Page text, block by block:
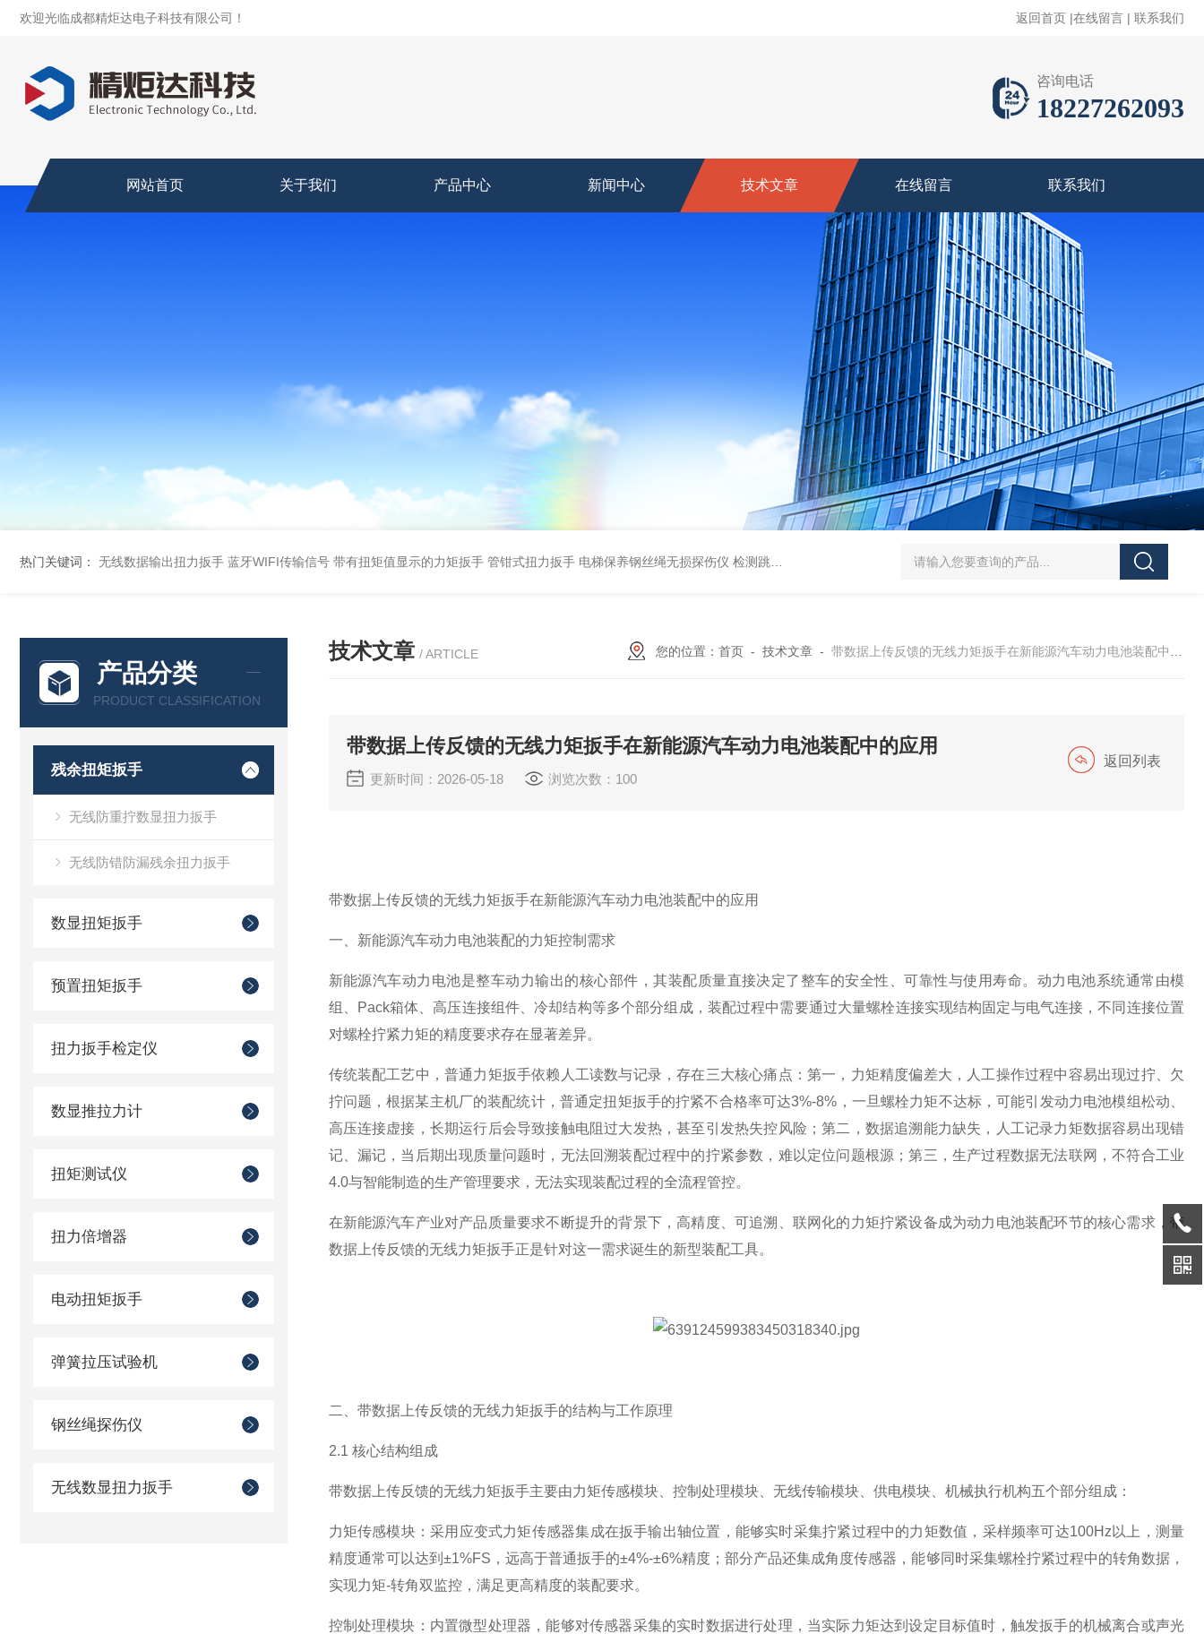
欢迎光临成都精炬达电子科技有限公司！ 返回首页 |在线留言 | 联系我们
咨询电话
18227262093
网站首页 关于我们 产品中心 新闻中心 技术文章 在线留言 联系我们
热门关键词： 无线数据输出扭力扳手 蓝牙WIFI传输信号 带有扭矩值显示的力矩扳手 管钳式扭力扳手 电梯保养钢丝绳无损探伤仪 检测跳丝/断丝 5-300N.m的扭矩扳手检定仪 机械扳手校准仪 JDSF100KN电子式拉
产品分类
PRODUCT CLASSIFICATION
残余扭矩扳手
无线防重拧数显扭力扳手
无线防错防漏残余扭力扳手
数显扭矩扳手
预置扭矩扳手
扭力扳手检定仪
数显推拉力计
扭矩测试仪
扭力倍增器
电动扭矩扳手
弹簧拉压试验机
钢丝绳探伤仪
无线数显扭力扳手
技术文章 / ARTICLE 您的位置： 首页- 技术文章- 带数据上传反馈的无线力矩扳手在新能源汽车动力电池装配中的应用
带数据上传反馈的无线力矩扳手在新能源汽车动力电池装配中的应用
更新时间：2026-05-18 浏览次数：100
返回列表
带数据上传反馈的无线力矩扳手在新能源汽车动力电池装配中的应用
一、新能源汽车动力电池装配的力矩控制需求
新能源汽车动力电池是整车动力输出的核心部件，其装配质量直接决定了整车的安全性、可靠性与使用寿命。动力电池系统通常由模
组、Pack箱体、高压连接组件、冷却结构等多个部分组成，装配过程中需要通过大量螺栓连接实现结构固定与电气连接，不同连接位置
对螺栓拧紧力矩的精度要求存在显著差异。
传统装配工艺中，普通力矩扳手依赖人工读数与记录，存在三大核心痛点：第一，力矩精度偏差大，人工操作过程中容易出现过拧、欠
拧问题，根据某主机厂的装配统计，普通定扭矩扳手的拧紧不合格率可达3%-8%，一旦螺栓力矩不达标，可能引发动力电池模组松动、
高压连接虚接，长期运行后会导致接触电阻过大发热，甚至引发热失控风险；第二，数据追溯能力缺失，人工记录力矩数据容易出现错
记、漏记，当后期出现质量问题时，无法回溯装配过程中的拧紧参数，难以定位问题根源；第三，生产过程数据无法联网，不符合工业
4.0与智能制造的生产管理要求，无法实现装配过程的全流程管控。
在新能源汽车产业对产品质量要求不断提升的背景下，高精度、可追溯、联网化的力矩拧紧设备成为动力电池装配环节的核心需求，带
数据上传反馈的无线力矩扳手正是针对这一需求诞生的新型装配工具。
二、带数据上传反馈的无线力矩扳手的结构与工作原理
2.1 核心结构组成
带数据上传反馈的无线力矩扳手主要由力矩传感模块、控制处理模块、无线传输模块、供电模块、机械执行机构五个部分组成：
力矩传感模块：采用应变式力矩传感器集成在扳手输出轴位置，能够实时采集拧紧过程中的力矩数值，采样频率可达100Hz以上，测量
精度通常可以达到±1%FS，远高于普通扳手的±4%-±6%精度；部分产品还集成角度传感器，能够同时采集螺栓拧紧过程中的转角数据，
实现力矩-转角双监控，满足更高精度的装配要求。
控制处理模块：内置微型处理器，能够对传感器采集的实时数据进行处理，当实际力矩达到设定目标值时，触发扳手的机械离合或声光